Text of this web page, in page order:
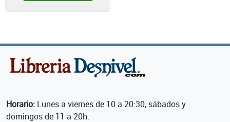
Horario: Lunes a viernes de 10 a 20:30, sábados y
domingos de 11 a 20h.